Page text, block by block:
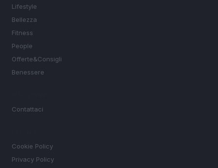
Lifestyle
Bellezza
Fitness
People
Offerte&Consigli
Benessere
Contattaci
Cookie Policy
Privacy Policy